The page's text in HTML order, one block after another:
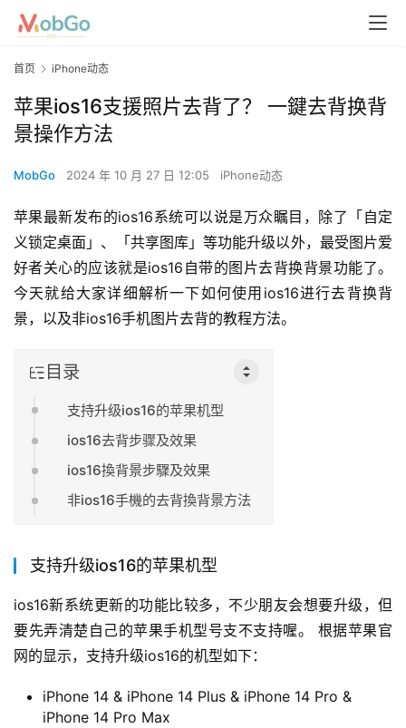
首页 iPhone动态
苹果ios16支援照片去背了？ 一鍵去背换背
景操作方法
MobGo 2024 年 10 月 27 日 12:05 iPhone动态
苹果最新发布的ios16系统可以说是万众瞩目，除了「自定
义锁定桌面」、「共享图库」等功能升级以外，最受图片爱
好者关心的应该就是ios16自带的图片去背换背景功能了。
今天就给大家详细解析一下如何使用ios16进行去背换背
景，以及非ios16手机图片去背的教程方法。
目录
支持升级ios16的苹果机型
ios16去背步骤及效果
ios16換背景步驟及效果
非ios16手機的去背換背景方法
支持升级ios16的苹果机型
ios16新系统更新的功能比较多，不少朋友会想要升级，但
要先弄清楚自己的苹果手机型号支不支持喔。 根据苹果官
网的显示，支持升级ios16的机型如下：
iPhone 14 & iPhone 14 Plus & iPhone 14 Pro &
iPhone 14 Pro Max